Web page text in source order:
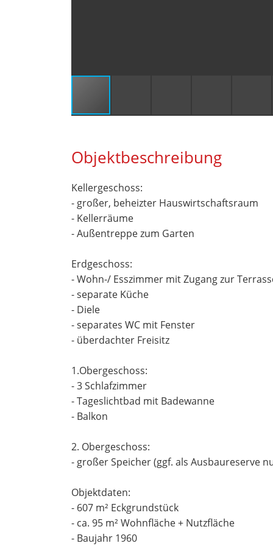
Objektbeschreibung
Kellergeschoss:
- großer, beheizter Hauswirtschaftsraum
- Kellerräume
- Außentreppe zum Garten
Erdgeschoss:
- Wohn-/ Esszimmer mit Zugang zur
- separate Küche
- Diele
- separates WC mit Fenster
- überdachter Freisitz
1.Obergeschoss:
- 3 Schlafzimmer
- Tageslichtbad mit Badewanne
- Balkon
2. Obergeschoss:
- großer Speicher (ggf. als Ausbaureserve
Objektdaten:
- 607 m² Eckgrundstück
- ca. 95 m² Wohnfläche + Nutzfläche
- Baujahr 1960